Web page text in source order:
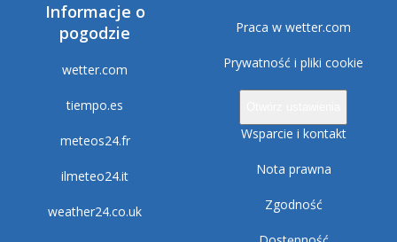
Informacje o
pogodzie
wetter.com
tiempo.es
meteos24.fr
ilmeteo24.it
weather24.co.uk
Praca w wetter.com
Prywatność i pliki cookie
Wsparcie i kontakt
Nota prawna
Zgodność